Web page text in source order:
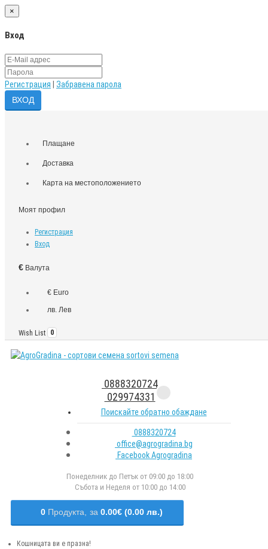
×
Вход
Регистрация Забравена парола
Плащане
Доставка
Карта на местоположението
Моят профил
Регистрация
Вход
€ Валута
€ Euro
лв. Лев
Wish List 0
0888320724
029974331
Поискайте обратно обаждане
0888320724
office@agrogradina.bg
Facebook Agrogradina
Понеделник до Петък от 09:00 до 18:00
Събота и Неделя от 10:00 до 14:00
0 Продукта, за 0.00€ (0.00 лв.)
Кошницата ви е празна!